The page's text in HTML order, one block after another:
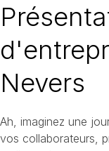
Nevers
Ah, imaginez une
vos collaborateurs,